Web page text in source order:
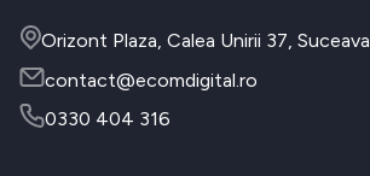
Orizont Plaza, Calea Unirii 37, Suceava
contact@ecomdigital.ro
0330 404 316